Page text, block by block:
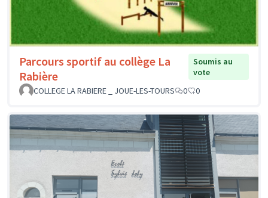
Parcours sportif au collège La
Rabière
Soumis au
vote
COLLEGE LA RABIERE _ JOUE-LES-TOURS
0 0